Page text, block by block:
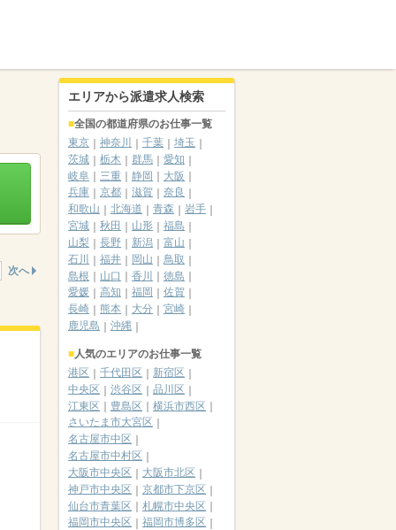
次へ
エリアから派遣求人検索
全国の都道府県のお仕事一覧
東京
神奈川 千葉
埼玉
茨城
栃木 群馬
愛知
岐阜
三重 静岡
大阪
兵庫
京都 滋賀
奈良
和歌山
北海道 青森
岩手
宮城
秋田 山形
福島
山梨
長野 新潟
富山
石川
福井 岡山
鳥取
島根
山口 香川
徳島
愛媛
高知 福岡
佐賀
長崎
熊本 大分
宮崎
鹿児島
沖縄
人気のエリアのお仕事一覧
港区
千代田区
新宿区
中央区
渋谷区
品川区
江東区
豊島区
横浜市西区
さいたま市大宮区
名古屋市中区
名古屋市中村区
大阪市中央区
大阪市北区
神戸市中央区
京都市下京区
仙台市青葉区
札幌市中央区
福岡市中央区
福岡市博多区